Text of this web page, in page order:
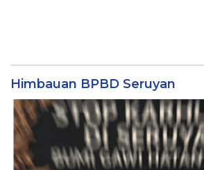
Himbauan BPBD Seruyan